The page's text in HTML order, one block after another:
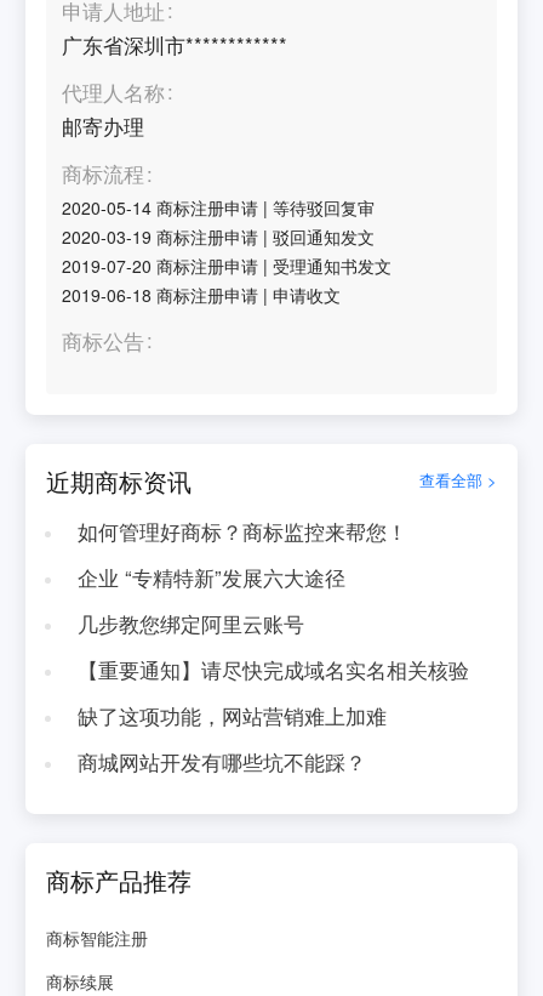
申请人地址
广东省深圳市************
代理人名称
邮寄办理
商标流程
2020-05-14 商标注册申请 |等待驳回复审
2020-03-19 商标注册申请 |驳回通知发文
2019-07-20 商标注册申请 |受理通知书发文
2019-06-18 商标注册申请 |申请收文
商标公告
近期商标资讯 查看全部 >
如何管理好商标？商标监控来帮您！
企业 “专精特新”发展六大途径
几步教您绑定阿里云账号
【重要通知】请尽快完成域名实名相关核验
缺了这项功能，网站营销难上加难
商城网站开发有哪些坑不能踩？
商标产品推荐
商标智能注册
商标续展